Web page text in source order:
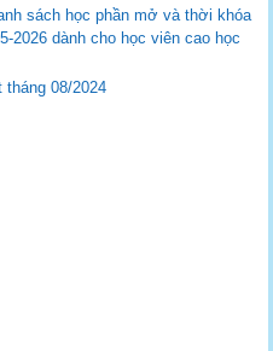
sách học phần mở và thời khóa
2026 dành cho học viên cao học
08/2024